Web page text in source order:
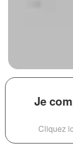
Je
Cliquez